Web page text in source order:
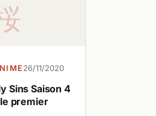
26/11/2020
Sins Saison 4
premier